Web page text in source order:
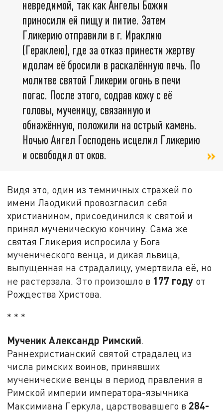
невредимой, так как Ангелы Божии
приносили ей пищу и питие. Затем
Гликерию отправили в г. Ираклию
(Гераклею), где за отказ принести жертву
идолам её бросили в раскалённую печь. По
молитве святой Гликерии огонь в печи
погас. После этого, содрав кожу с её
головы, мученицу, связанную и
обнажённую, положили на острый камень.
Ночью Ангел Господень исцелил Гликерию
и освободил от оков.
Видя это, один из темничных стражей по
имени Лаодикий провозгласил себя
христианином, присоединился к святой и
принял мученическую кончину. Сама же
святая Гликерия испросила у Бога
мученического венца, и дикая львица,
выпущенная на страдалицу, умертвила её, но
не растерзала. Это произошло в 177 году от
Рождества Христова.
* * *
Мученик Александр Римский.
Раннехристианский святой страдалец из
числа римских воинов, принявших
мученические венцы в период правления в
Римской империи императора-язычника
Максимиана Геркула, царствовавшего в 284-